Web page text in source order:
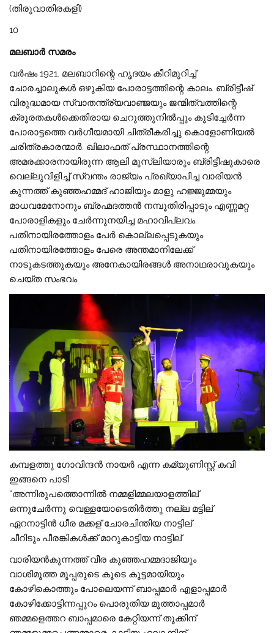
(തിരുവാതിരകളി)
10
മലബാർ സമരം
വർഷം 1921. മലബാറിന്റെ ഹൃദയം കീറിമുറിച്ച്
ചോരച്ചാലുകൾ ഒഴുകിയ പോരാട്ടത്തിന്റെ കാലം. ബ്രിട്ടീഷ്
വിരുദ്ധമായ സ്വാതന്ത്ര്യവാഞ്ജയും ജന്മിത്വത്തിന്റെ
ക്രൂരതകൾക്കെതിരായ ചെറുത്തുനിൽപ്പും കൂടിച്ചേർന്ന
പോരാട്ടത്തെ വർഗീയമായി ചിത്രീകരിച്ചു കൊളോണിയൽ
ചരിത്രകാരന്മാർ. ഖിലാഫത് പ്രസ്ഥാനത്തിന്റെ
അമരക്കാരനായിരുന്ന ആലി മുസ്‌ലിയാരും ബ്രിട്ടീഷുകാരെ
വെല്ലുവിളിച്ച് സ്വന്തം രാജ്യം പ്രഖ്യാപിച്ച വാരിയൻ
കുന്നത്ത് കുഞ്ഞഹമ്മദ് ഹാജിയും മാളു ഹജ്ജുമ്മയും
മാധവമേനോനും ബ്രഹ്മദത്തൻ നമ്പൂതിരിപ്പാടും എണ്ണമറ്റ
പോരാളികളും ചേർന്നുനയിച്ച മഹാവിപ്ലവം.
പതിനായിരത്തോളം പേർ കൊല്ലപ്പെടുകയും
പതിനായിരത്തോളം പേരെ അന്തമാനിലേക്ക്
നാടുകടത്തുകയും അനേകായിരങ്ങൾ അനാഥരാവുകയും
ചെയ്‌ത സംഭവം.
കമ്പളത്തു ഗോവിന്ദൻ നായർ എന്ന കമ്യുണിസ്റ്റ് കവി
ഇങ്ങനെ പാടി:
“അന്നിരുപത്തൊന്നിൽ നമ്മളിമ്മലയാളത്തില്
ഒന്നുചേർന്നു വെള്ളയോടെതിർത്തു നല്ല മട്ടില്
ഏറനാട്ടിൻ ധീര മക്കള് ചോരചിന്തിയ നാട്ടില്
ചീറിടും പീരങ്കികൾക്ക് മാറുകാട്ടിയ നാട്ടില്
വാരിയൻകുന്നത്ത് വീര കുഞ്ഞഹമ്മദാജിയും
വാശിമൂത്ത മൂപ്പരുടെ കൂടെ കൂട്ടമായിയും
കോഴികൊത്തും പോലെയന്ന് ബാപ്പമാർ എളാപ്പമാർ
കോഴിക്കോട്ടിന്നപ്പുറം പൊരുതിയ മൂത്താപ്പമാർ
ഞമ്മളെത്തറ ബാപ്പമാരെ കേറ്റിയന്ന് തൂക്കിന്